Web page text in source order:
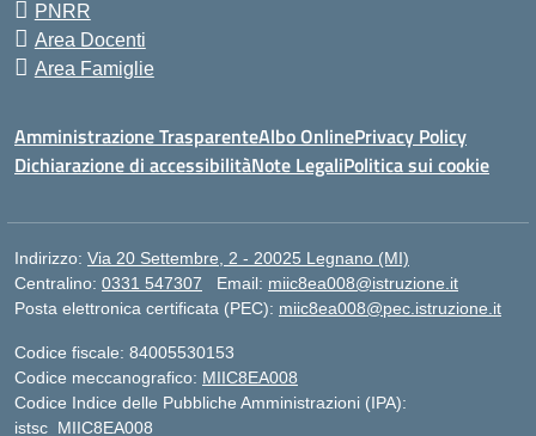
PNRR
Area Docenti
Area Famiglie
Amministrazione TrasparenteAlbo OnlinePrivacy Policy
Dichiarazione di accessibilitàNote LegaliPolitica sui cookie
Indirizzo: Via 20 Settembre, 2 - 20025 Legnano (MI)
Centralino: 0331 547307 Email: miic8ea008@istruzione.it
Posta elettronica certificata (PEC): miic8ea008@pec.istruzione.it
Codice fiscale: 84005530153
Codice meccanografico: MIIC8EA008
Codice Indice delle Pubbliche Amministrazioni (IPA):
istsc_MIIC8EA008